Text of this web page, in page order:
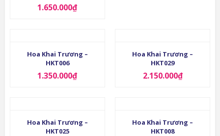
1.650.000₫
Hoa Khai Trương –
HKT006
1.350.000₫
Hoa Khai Trương –
HKT029
2.150.000₫
Hoa Khai Trương –
HKT025
Hoa Khai Trương –
HKT008